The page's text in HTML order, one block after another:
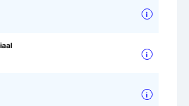
i
i
i